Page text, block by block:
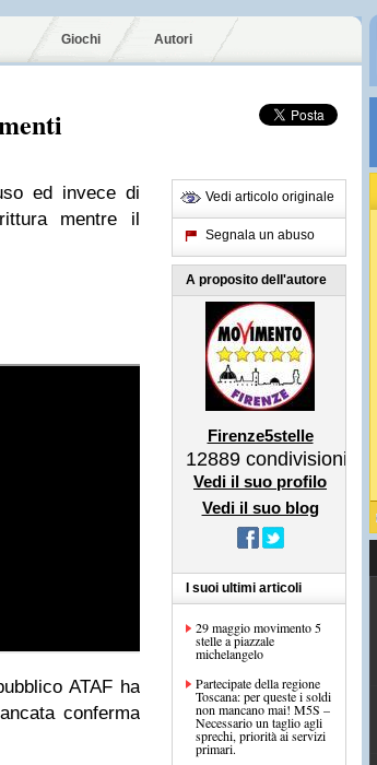
Giochi Autori
ed invece di
mentre il
ATAF ha
conferma
Vedi articolo originale
Segnala un abuso
A proposito dell'autore
Firenze5stelle
12889 condivisioni
Vedi il suo profilo
Vedi il suo blog
I suoi ultimi articoli
29 maggio movimento 5
stelle a piazzale
michelangelo
Partecipate della regione
Toscana: per queste i soldi
non mancano mai! M5S –
Necessario un taglio agli
sprechi, priorità ai servizi
primari.